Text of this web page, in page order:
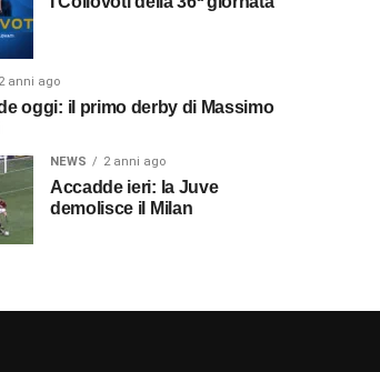
2 anni ago
oggi: il primo derby di Massimo
NEWS 2 anni ago
Accadde ieri: la Juve
demolisce il Milan